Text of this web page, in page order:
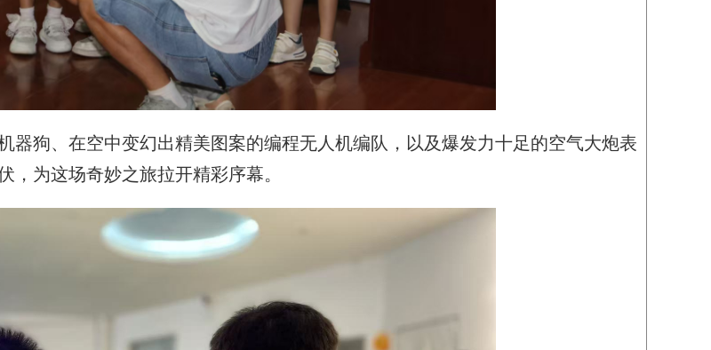
器狗、在空中变幻出精美图案的编程无人机编队，以及爆发力十足的空气大炮表
为这场奇妙之旅拉开精彩序幕。